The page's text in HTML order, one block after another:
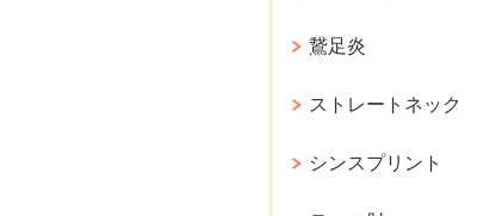
鵞足炎
ストレートネック
シンスプリント